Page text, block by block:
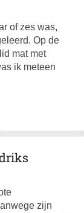
of zes was,
Op de
mat met
ik meteen
zijn